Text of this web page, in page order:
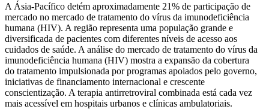
A Ásia-Pacífico detém aproximadamente 21% de participação de
mercado no mercado de tratamento do vírus da imunodeficiência
humana (HIV). A região representa uma população grande e
diversificada de pacientes com diferentes níveis de acesso aos
cuidados de saúde. A análise do mercado de tratamento do vírus da
imunodeficiência humana (HIV) mostra a expansão da cobertura
do tratamento impulsionada por programas apoiados pelo governo,
iniciativas de financiamento internacional e crescente
conscientização. A terapia antirretroviral combinada está cada vez
mais acessível em hospitais urbanos e clínicas ambulatoriais.